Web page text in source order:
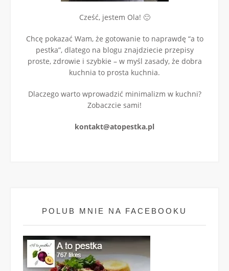
Cześć, jestem Ola! 🙂
Chcę pokazać Wam, że gotowanie to naprawdę “a to
pestka”, dlatego na blogu znajdziecie przepisy
proste, zdrowie i szybkie – w myśl zasady, że dobra
kuchnia to prosta kuchnia.
Dlaczego warto wprowadzić minimalizm w kuchni?
Zobaczcie sami!
kontakt@atopestka.pl
POLUB MNIE NA FACEBOOKU